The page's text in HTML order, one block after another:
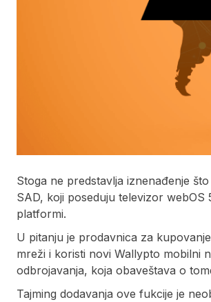
Stoga ne predstavlja iznenađenje
SAD, koji poseduju televizor
platformi.
U pitanju je prodavnica za
mreži i koristi novi Wallypto mobilni
odbrojavanja, koja obaveštava o
Tajming dodavanja ove fukcije je